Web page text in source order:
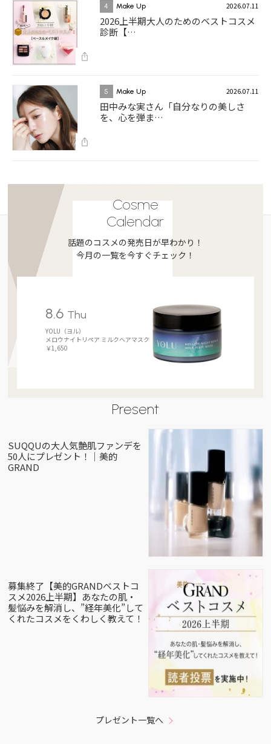
4 Make Up 2026.07.11
2026上半期大人のためのベストコスメ
診断【…
5 Make Up 2026.07.11
田中みな実さん「自分なりの美しさ
を、心を弾ま…
Cosme
Calendar
話題のコスメの発売日が早わかり！
今月の一覧を今すぐチェック！
8.6 Thu
YOLU（ヨル）
メロウナイトリペア ミルクヘアマスク
￥1,650
Present
SUQQUの大人気艶肌ファンデを
50人にプレゼント！｜美的
GRAND
募集終了【美的GRANDベストコ
スメ2026上半期】あなたの肌・
髪悩みを解消し、”経年美化”して
くれたコスメをくわしく教えて！
プレゼント一覧へ